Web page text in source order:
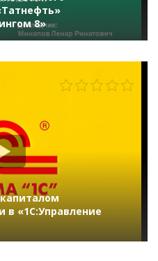
8»
«1С:Управление